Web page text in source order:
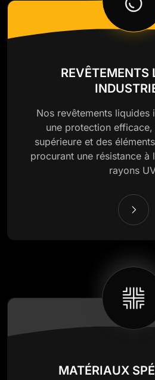
REVÊTEMENTS
Nos revêtements liquides
une protection efficace,
supérieure et des
procurant une résistance à
rayons
MATÉRIAUX